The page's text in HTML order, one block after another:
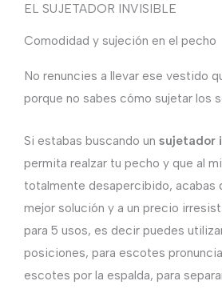
EL SUJETADOR INVISIBLE
Comodidad y sujeción en el pecho
No renuncies a llevar ese vestido
porque no sabes cómo sujetar los
Si estabas buscando un sujetador
permita realzar tu pecho y que al
totalmente desapercibido, acabas
mejor solución y a un precio
para 5 usos, es decir puedes
posiciones, para escotes
escotes por la espalda, para